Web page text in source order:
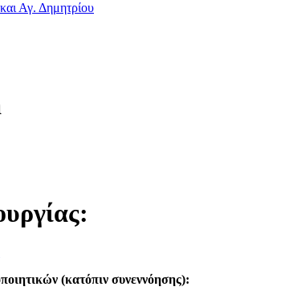
Αγ. Δημητρίου
(κατόπιν συνεννόησης):